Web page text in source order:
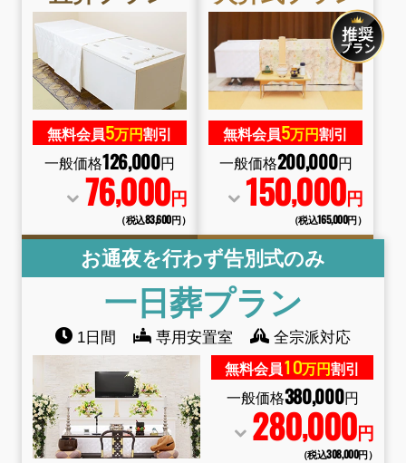
無料会員5万円割引
一般価格126,000円
76,000円
（税込83,600円）
無料会員5万円割引
一般価格200,000円
150,000円
（税込165,000円）
お通夜を行わず告別式のみ
一日葬プラン
1日間 専用安置室 全宗派対応
無料会員10万円割引
一般価格380,000円
280,000円
（税込308,000円）